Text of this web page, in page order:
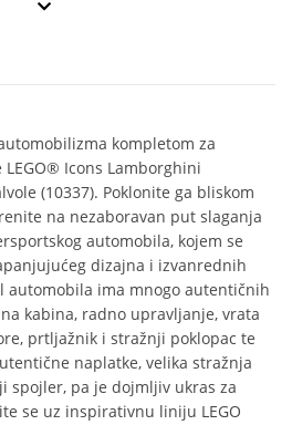
kompletom za
Icons Lamborghini
(10337). Poklonite ga bliskom
na nezaboravan put slaganja
automobila, kojem se
dizajna i izvanrednih
automobila ima mnogo autentičnih
kabina, radno upravljanje, vrata
prtljažnik i stražnji poklopac te
naplatke, velika stražnja
spojler, pa je dojmljiv ukras za
se uz inspirativnu liniju LEGO